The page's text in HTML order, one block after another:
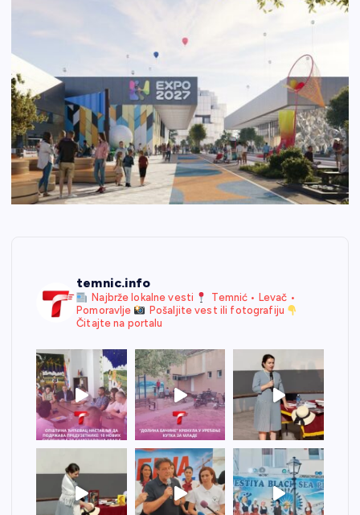
temnic.info
Najbrže lokalne vesti
Temnić • Levač •
Pomoravlje
Pošaljite vest ili fotografiju
Čitajte na portalu